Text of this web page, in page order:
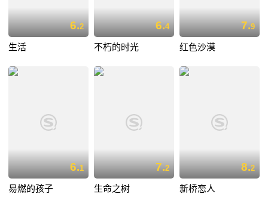
6.2
生活
6.4
不朽的时光
7.9
红色沙漠
6.1
易燃的孩子
7.2
生命之树
8.2
新桥恋人